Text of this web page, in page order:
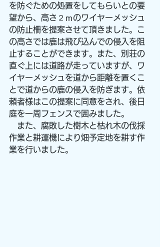
を防ぐための処置をしてもらいとの要
望から、高さ２ｍのワイヤーメッシュ
の防止柵を提案させて頂きました。こ
の高さでは鹿は飛び込んでの侵入を阻
止することができます。また、別荘の
直ぐ上には道路が走っていますが、ワ
イヤーメッシュを道から距離を置くこ
とで道からの鹿の侵入を防ぎます。依
頼者様はこの提案に同意をされ、後日
庭を一周フェンスで囲みました。
また、腐敗した樹木と枯れ木の伐採
作業と耕運機により畑予定地を耕す作
業を行いました。